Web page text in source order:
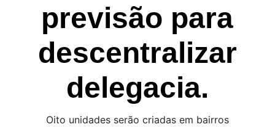
previsão para
descentralizar
delegacia.
Oito unidades serão criadas em bairros